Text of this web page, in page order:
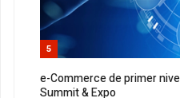
5
e-Commerce de primer
Summit & Expo